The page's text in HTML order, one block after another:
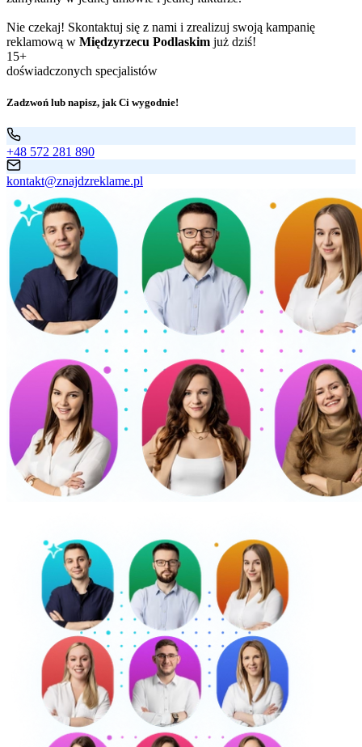
Nie czekaj! Skontaktuj się z nami i zrealizuj swoją kampanię
reklamową w Międzyrzecu Podlaskim już dziś!
15+
doświadczonych specjalistów
Zadzwoń lub napisz, jak Ci wygodnie!
+48 572 281 890
kontakt@znajdzreklame.pl